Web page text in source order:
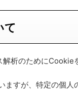
て
析のためにCookie
すが、特定の個人